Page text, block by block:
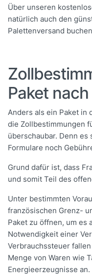
Über unseren
natürlich auch den
Palettenversand
Paket
Anders als ein Paket in
die Zollbestimmungen
überschaubar. Denn
Formulare noch
Grund dafür ist, dass
und somit Teil des
Unter bestimmten
französischen Grenz-
Paket zu öffnen, um es
Notwendigkeit einer
Verbrauchssteuer
Menge von Waren wie
Energieerzeugnisse an.